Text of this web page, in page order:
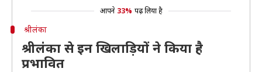
आपने 33% पढ़ लिया है
श्रीलंका
श्रीलंका से इन खिलाड़ियों ने किया है
प्रभावित